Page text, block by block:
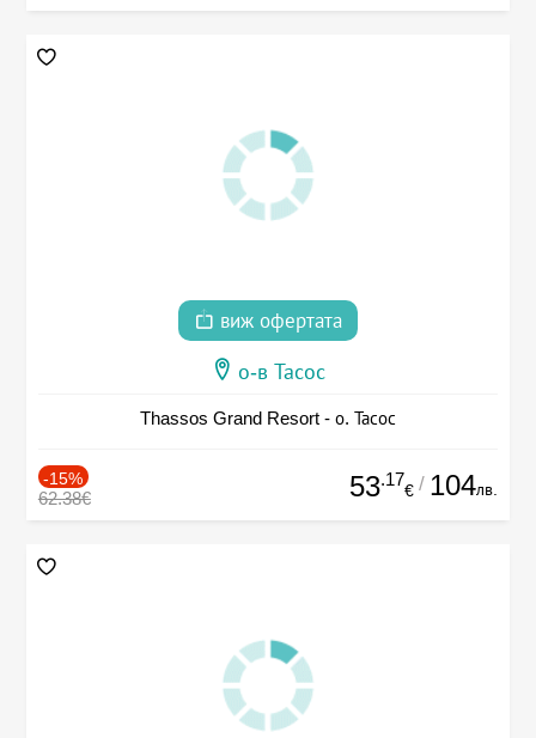
виж офертата
о-в Тасос
Thassos Grand Resort - о. Тасос
-15%
62.38€ 53.17
€ / 104лв.